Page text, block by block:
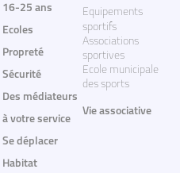
16-25 ans
Ecoles
Propreté
Sécurité
Des médiateurs
à votre service
Se déplacer
Habitat
Equipements
sportifs
Associations
sportives
Ecole municipale
des sports
Vie associative